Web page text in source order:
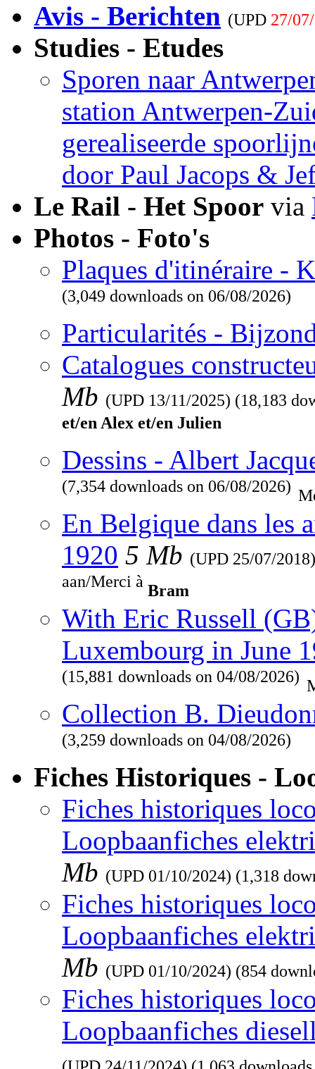
Avis - Berichten (UPD 27/
Studies - Etudes
Sporen naar
station Antwerpen-
gerealiseerde
door Paul Jacops &
Le Rail - Het Spoor via
Photos - Foto's
Plaques d'itinéraire -
(3,049 downloads on 06/08/2026)
Particularités -
Catalogues
Mb (UPD 13/11/2025) (18,183
et/en Alex et/en Julien
Dessins - Albert
(7,354 downloads on 06/08/2026)
En Belgique dans les
1920 5 Mb (UPD 25/07/2018
aan/Merci à Bram
With Eric Russell
Luxembourg in June
(15,881 downloads on 04/08/2026)
Collection B.
(3,259 downloads on 04/08/2026)
Fiches Historiques -
Fiches historiques
Loopbaanfiches
Mb (UPD 01/10/2024) (1,318
Fiches historiques
Loopbaanfiches
Mb (UPD 01/10/2024) (854
Fiches historiques
Loopbaanfiches